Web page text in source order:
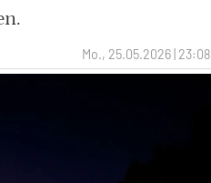
Mo., 25.05.2026 | 23:08